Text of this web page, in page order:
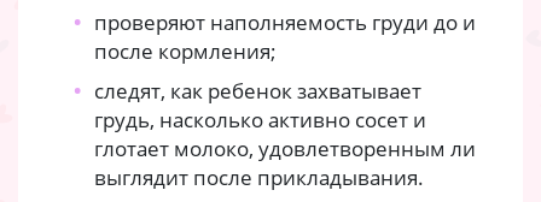
проверяют наполняемость груди до и
после кормления;
следят, как ребенок захватывает
грудь, насколько активно сосет и
глотает молоко, удовлетворенным ли
выглядит после прикладывания.